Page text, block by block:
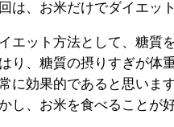
は、お米だけでダイエッ
エット方法として、糖質
り、糖質の摂りすぎが体
に効果的であると思います
し、お米を食べることが